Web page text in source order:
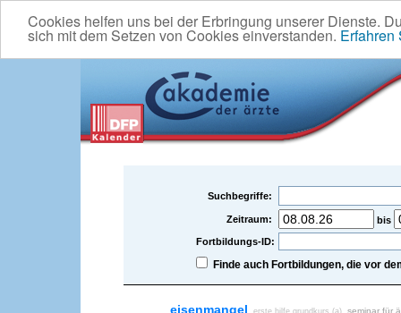
Cookies helfen uns bei der Erbringung unserer Dienste.
sich mit dem Setzen von Cookies einverstanden. Erfahren
Suchbegriffe:
Zeitraum:
bis
Fortbildungs-ID:
Finde auch Fortbildungen, die vor
eisenmangel erste hilfe grundkurs (a) seminar für